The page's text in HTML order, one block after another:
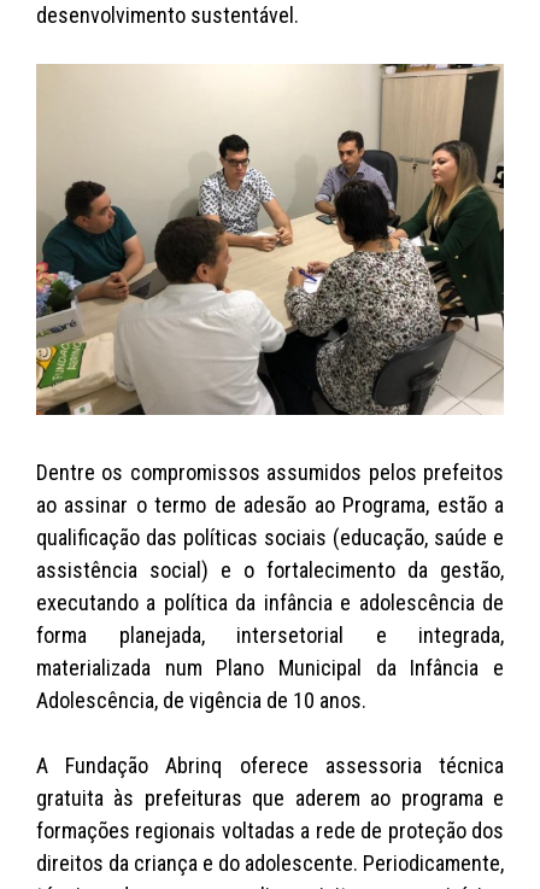
desenvolvimento sustentável.
Dentre os compromissos assumidos pelos prefeitos
ao assinar o termo de adesão ao Programa, estão a
qualificação das políticas sociais (educação, saúde e
assistência social) e o fortalecimento da gestão,
executando a política da infância e adolescência de
forma planejada, intersetorial e integrada,
materializada num Plano Municipal da Infância e
Adolescência, de vigência de 10 anos.
A Fundação Abrinq oferece assessoria técnica
gratuita às prefeituras que aderem ao programa e
formações regionais voltadas a rede de proteção dos
direitos da criança e do adolescente. Periodicamente,